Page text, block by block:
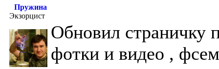
Пружина
Экзорцист
Обновил страничку
фотки и видео ,